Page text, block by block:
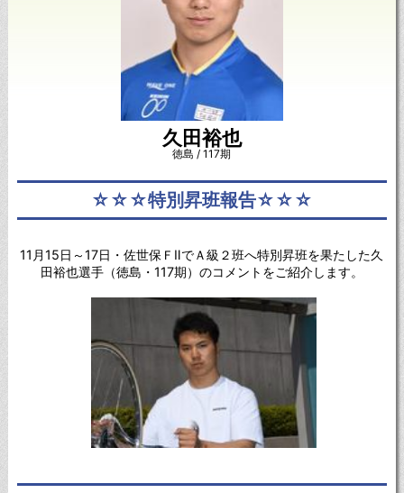
久田裕也
徳島 / 117期
☆☆☆特別昇班報告☆☆☆
11月15日～17日・佐世保ＦⅡでＡ級２班へ特別昇班を果たした久
田裕也選手（徳島・117期）のコメントをご紹介します。